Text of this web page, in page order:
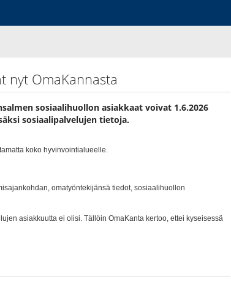
nyt OmaKannasta
sosiaalihuollon asiakkaat voivat 1.6.2026
sosiaalipalvelujen tietoja.